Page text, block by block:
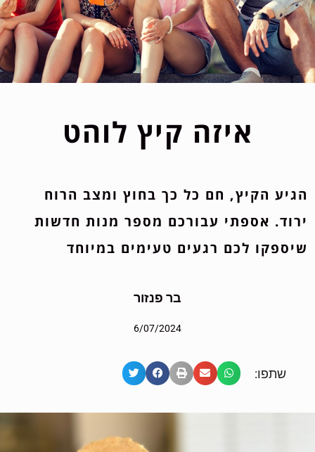
איזה קיץ לוהט
הגיע הקיץ, חם כל כך בחוץ ומצב הרוח
ירוד. אספתי עבורכם מספר מנות חדשות
שיספקו לכם רגעים טעימים במיוחד
בר פנזור
6/07/2024
שתפו: